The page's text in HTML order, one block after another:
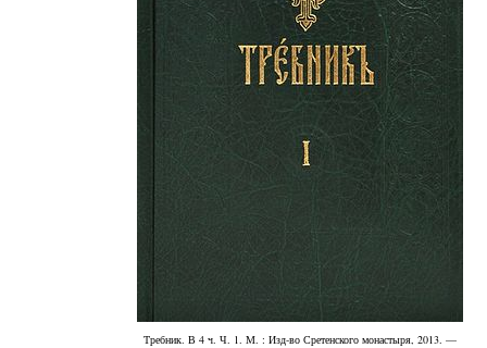
Требник. В 4 ч. Ч. 1. М. : Изд-во Сретенского монастыря, 2013. —